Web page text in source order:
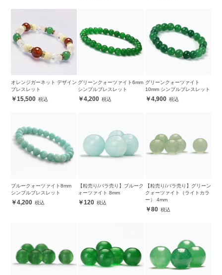
オレンジガーネット デザイン
ブレスレット
15,500
グリーンクォーツァイト6mm
シンプルブレスレット
4,200
グリーンクォーツァイト
10mm シンプルブレスレット
4,900
ブルークォーツァイト8mm
シンプルブレスレット
4,200
【粒売り/バラ売り】ブルーク
ォーツァイト 8mm
120
【粒売り/バラ売り】グリーン
クォーツァイト（ライトカラ
ー） 4mm
80